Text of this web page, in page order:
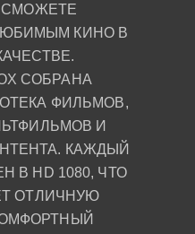
СМОЖЕТЕ
КИНО В
СОБРАНА
ФИЛЬМОВ,
И
КАЖДЫЙ
В HD 1080, ЧТО
ОТЛИЧНУЮ